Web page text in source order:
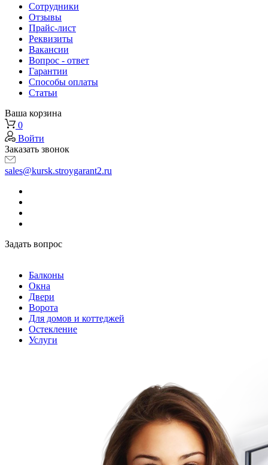
Сотрудники
Отзывы
Прайс-лист
Реквизиты
Вакансии
Вопрос - ответ
Гарантии
Способы оплаты
Статьи
Ваша корзина
0
Войти
Заказать звонок
sales@kursk.stroygarant2.ru
Задать вопрос
Балконы
Окна
Двери
Ворота
Для домов и коттеджей
Остекление
Услуги